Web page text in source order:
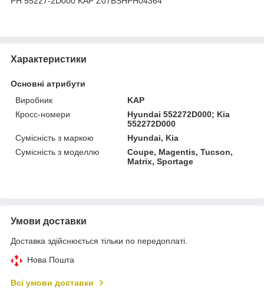
Характеристики
Основні атрибути
Виробник
KAP
Кросс-номери
Hyundai 552272D000; Kia
552272D000
Сумісність з маркою
Hyundai, Kia
Сумісність з моделлю
Coupe, Magentis, Tucson,
Matrix, Sportage
Умови доставки
Доставка здійснюється тільки по передоплаті.
Нова Пошта
Всі умови доставки